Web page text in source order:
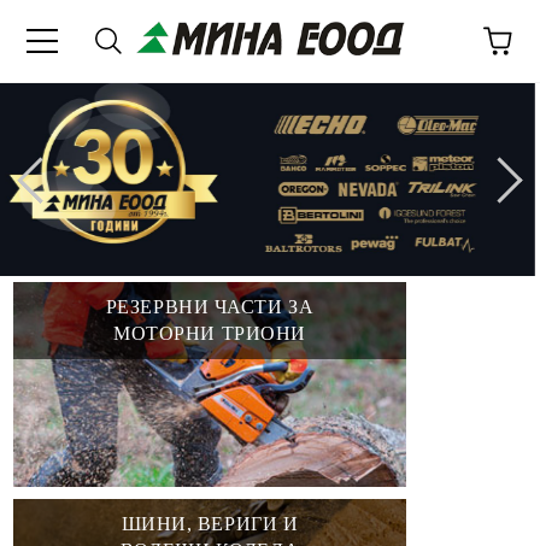
РЕЗЕРВНИ ЧАСТИ ЗА
МОТОРНИ ТРИОНИ
ШИНИ, ВЕРИГИ И